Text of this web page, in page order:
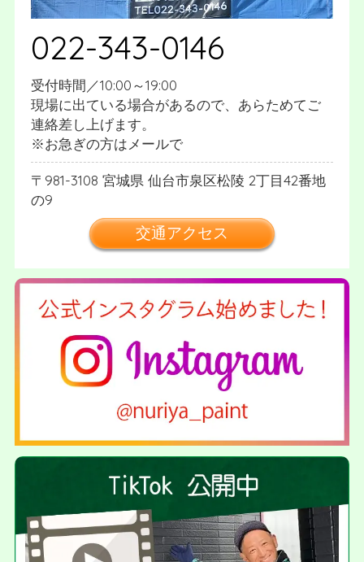
022-343-0146
受付時間／10:00～19:00
現場に出ている場合があるので、あらためてご
連絡差し上げます。
※お急ぎの方はメールで
981-3108 宮城県 仙台市泉区松陵 2丁目42番地
の9
交通アクセス